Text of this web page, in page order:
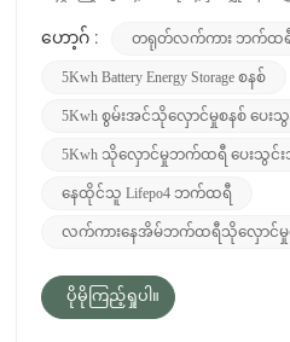
နေရောင်ခြည်နှင့် လေကဲ့သို့သော ပြ
သည်နှင့်အမျှ ထိရောက်သော၊ အရွ
သိုလှောင်မှုဖြေရှင်းချက်များ
ပို၍အရေးကြီးလာပါသည်။ ဒါ
ထားတဲ့ စွမ်းအင်က ဘာလဲ။ ဤလုပ်
ပေးသနည်း။ ဘက်ထရီစွမ်းအင်သိုလှ
ဘက်ထရီဆိုသည်မှာ လျှပ်စစ်စွမ်းအ
သိုလှောင်ပြီး လိုအပ်သည့်အခါတွင်
တွင် စွမ်းအင်ကို ၎င်း၏အတွင်းပိုင်း
ထားသောအမှုန်များ (အီလက်ထရွန်နှ
ဟော့ဂ် : တရုတ်လက်ကား ဘက်ထ
5Kwh Battery Energy Storage စနစ်
5Kwh စွမ်းအင်သိုလှောင်မှုစနစ် ပေးသွ
5Kwh သိုလှောင်မှုဘက်ထရီ ပေးသွင်းသူ
နေထိုင်သူ Lifepo4 ဘက်ထရီ
လက်ကားနေအိမ်ဘက်ထရီသိုလှောင်မှု
ပိုမိုကြည့်ရှုပါ။